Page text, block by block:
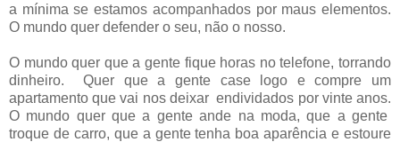
a mínima se estamos acompanhados por maus elementos.
O mundo quer defender o seu, não o nosso.
O mundo quer que a gente fique horas no telefone, torrando
dinheiro. Quer que a gente case logo e compre um
apartamento que vai nos deixar endividados por vinte anos.
O mundo quer que a gente ande na moda, que a gente
troque de carro, que a gente tenha boa aparência e estoure